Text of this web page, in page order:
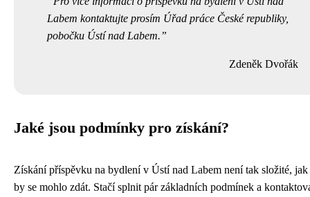
Labem kontaktujte prosím Úřad práce České republiky,
pobočku Ústí nad Labem.
Zdeněk Dvořák
Jaké jsou podmínky pro získání?
Získání příspěvku na bydlení v Ústí nad Labem není tak složité, jak
by se mohlo zdát. Stačí splnit pár základních podmínek a